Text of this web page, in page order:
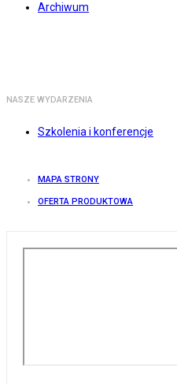
Archiwum
NASZE WYDARZENIA
Szkolenia i konferencje
MAPA STRONY
OFERTA PRODUKTOWA